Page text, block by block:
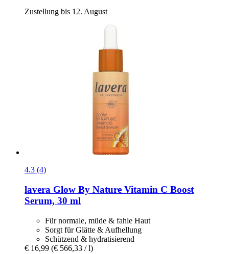
Zustellung bis 12. August
4.3 (4)
lavera Glow By Nature Vitamin C Boost
Serum, 30 ml
Für normale, müde & fahle Haut
Sorgt für Glätte & Aufhellung
Schützend & hydratisierend
€ 16,99 (€ 566,33 / l)